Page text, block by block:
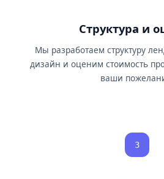
Структура и
Мы разработаем структуру
дизайн и оценим стоимость
ваши
3